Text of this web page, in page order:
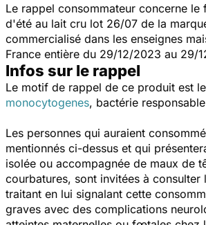
Le rappel consommateur concerne le
d'été au lait cru lot 26/07 de la
commercialisé dans les enseignes
France entière du 29/12/2023 au 29/
Infos sur le rappel
Le motif de rappel de ce produit est
monocytogenes, bactérie
Les personnes qui auraient
mentionnés ci-dessus et qui
isolée ou accompagnée de maux de
courbatures, sont invitées à consulter
traitant en lui signalant cette
graves avec des complications